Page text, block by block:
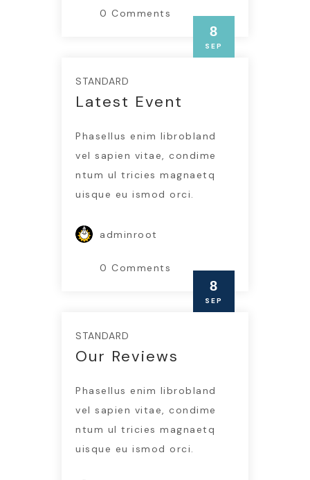
0 Comments
8
SEP
STANDARD
Latest Event
Phasellus enim librobland
vel sapien vitae, condime
ntum ul tricies magnaetq
uisque eu ismod orci.
adminroot
0 Comments
8
SEP
STANDARD
Our Reviews
Phasellus enim librobland
vel sapien vitae, condime
ntum ul tricies magnaetq
uisque eu ismod orci.